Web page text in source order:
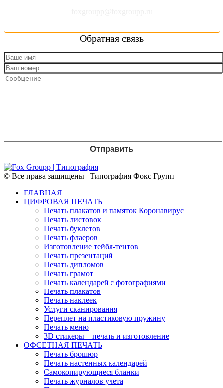
Обратная связь
© Все права защищены | Типография Фокс Групп
ГЛАВНАЯ
ЦИФРОВАЯ ПЕЧАТЬ
Печать плакатов и памяток Коронавирус
Печать листовок
Печать буклетов
Печать флаеров
Изготовление тейбл-тентов
Печать презентаций
Печать дипломов
Печать грамот
Печать календарей с фотографиями
Печать плакатов
Печать наклеек
Услуги сканирования
Переплет на пластиковую пружину
Печать меню
3D стикеры – печать и изготовление
ОФСЕТНАЯ ПЕЧАТЬ
Печать брошюр
Печать настенных календарей
Cамокопирующиеся бланки
Печать журналов учета